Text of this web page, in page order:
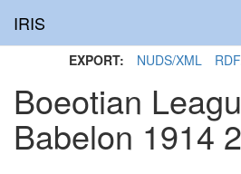
IRIS
EXPORT: NUDS/XML
Boeotian
Babelon 1914